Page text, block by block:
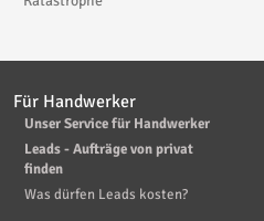
Für Handwerker
Unser Service für Handwerker
Leads - Aufträge von privat
finden
Was dürfen Leads kosten?